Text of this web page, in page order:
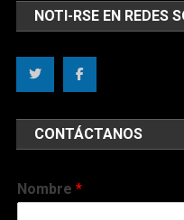
NOTI-RSE EN REDES
CONTÁCTANOS
Nombre*